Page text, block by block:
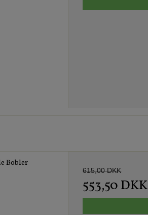
Bobler
615,00 DKK
553,50 DKK